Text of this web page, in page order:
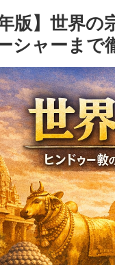
年版】世界
シャーまで